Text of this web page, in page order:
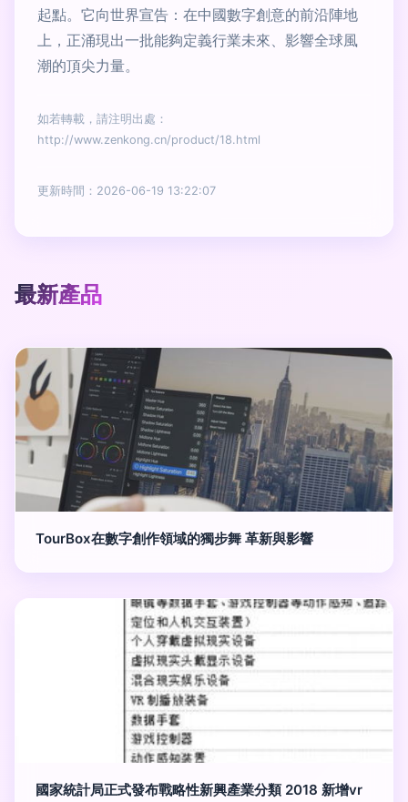
起點。它向世界宣告：在中國數字創意的前沿陣地
上，正涌現出一批能夠定義行業未來、影響全球風
潮的頂尖力量。
如若轉載，請注明出處：
http://www.zenkong.cn/product/18.html
更新時間：2026-06-19 13:22:07
最新產品
TourBox在數字創作領域的獨步舞 革新與影響
國家統計局正式發布戰略性新興產業分類 2018 新增vr